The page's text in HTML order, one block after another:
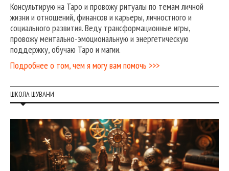
Консультирую на Таро и провожу ритуалы по темам личной
жизни и отношений, финансов и карьеры, личностного и
социального развития. Веду трансформационные игры,
провожу ментально-эмоциональную и энергетическую
поддержку, обучаю Таро и магии.
Подробнее о том, чем я могу вам помочь >>>
ШКОЛА ШУВАНИ